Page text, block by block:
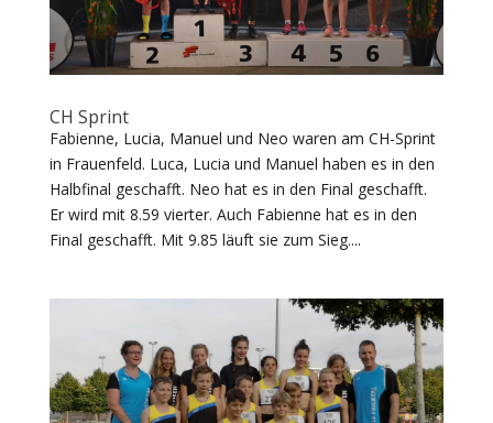
CH Sprint
Fabienne, Lucia, Manuel und Neo waren am CH-Sprint
in Frauenfeld. Luca, Lucia und Manuel haben es in den
Halbfinal geschafft. Neo hat es in den Final geschafft.
Er wird mit 8.59 vierter. Auch Fabienne hat es in den
Final geschafft. Mit 9.85 läuft sie zum Sieg....